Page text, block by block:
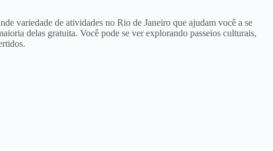
variedade de atividades no Rio de Janeiro que ajudam você a se
delas gratuita. Você pode se ver explorando passeios culturais,